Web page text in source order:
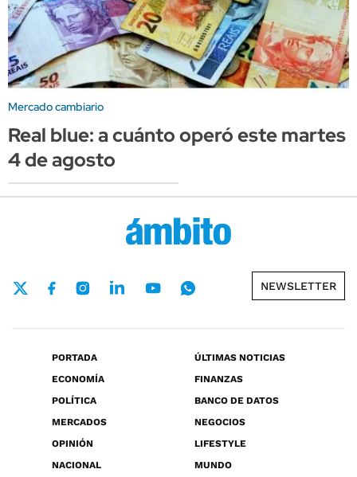
Mercado cambiario
Real blue: a cuánto operó este martes
4 de agosto
NEWSLETTER
PORTADA
ÚLTIMAS NOTICIAS
ECONOMÍA
FINANZAS
POLÍTICA
BANCO DE DATOS
MERCADOS
NEGOCIOS
OPINIÓN
LIFESTYLE
NACIONAL
MUNDO